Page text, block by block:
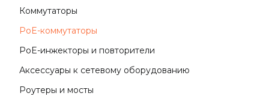
Коммутаторы
PoE-коммутаторы
PoE-инжекторы и повторители
Аксессуары к сетевому оборудованию
Роутеры и мосты